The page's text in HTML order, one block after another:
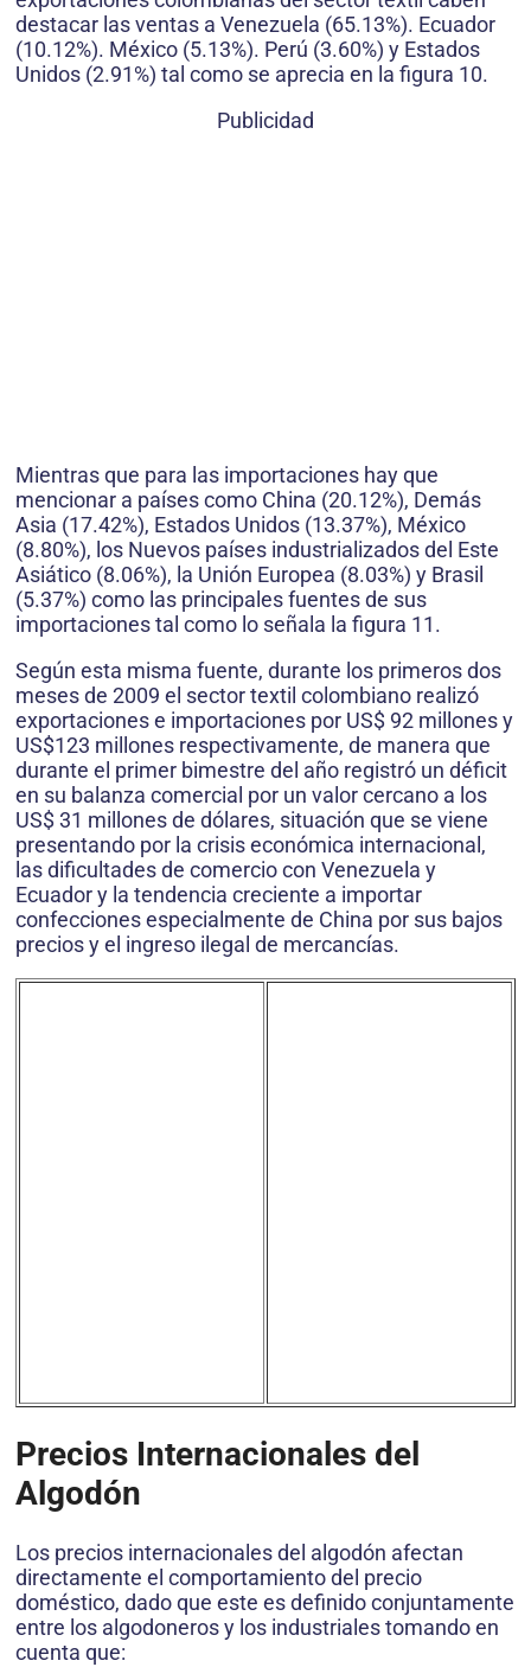
destacar las ventas a Venezuela (65.13%). Ecuador
(10.12%). México (5.13%). Perú (3.60%) y Estados
Unidos (2.91%) tal como se aprecia en la figura 10.
Publicidad
Mientras que para las importaciones hay que
mencionar a países como China (20.12%), Demás
Asia (17.42%), Estados Unidos (13.37%), México
(8.80%), los Nuevos países industrializados del Este
Asiático (8.06%), la Unión Europea (8.03%) y Brasil
(5.37%) como las principales fuentes de sus
importaciones tal como lo señala la figura 11.
Según esta misma fuente, durante los primeros dos
meses de 2009 el sector textil colombiano realizó
exportaciones e importaciones por US$ 92 millones y
US$123 millones respectivamente, de manera que
durante el primer bimestre del año registró un déficit
en su balanza comercial por un valor cercano a los
US$ 31 millones de dólares, situación que se viene
presentando por la crisis económica internacional,
las dificultades de comercio con Venezuela y
Ecuador y la tendencia creciente a importar
confecciones especialmente de China por sus bajos
precios y el ingreso ilegal de mercancías.
Precios Internacionales del
Algodón
Los precios internacionales del algodón afectan
directamente el comportamiento del precio
doméstico, dado que este es definido conjuntamente
entre los algodoneros y los industriales tomando en
cuenta que: